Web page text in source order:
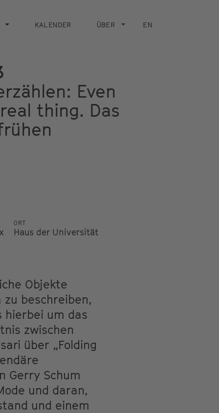
KALENDER ÜBER EN
Even
thing. Das
ORT
Haus der Universität
Objekte
beschreiben,
hierbei um das
zwischen
über „Folding
Gerry Schum
und daran,
und einem